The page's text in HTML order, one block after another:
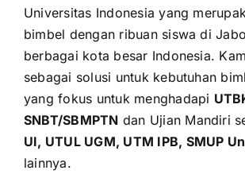
Universitas Indonesia yang
bimbel dengan ribuan siswa di
berbagai kota besar Indonesia.
sebagai solusi untuk kebutuhan
yang fokus untuk menghadapi
SNBT/SBMPTN dan Ujian Mandiri
UI, UTUL UGM, UTM IPB, SMUP
lainnya.